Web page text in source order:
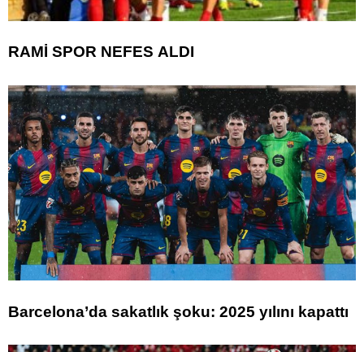
RAMİ SPOR NEFES ALDI
Barcelona’da sakatlık şoku: 2025 yılını kapattı